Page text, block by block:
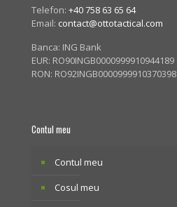
Telefon: +40 758 63 65 64
Email: contact@ottotactical.com
Banca: ING Bank
EUR: RO90INGB0000999910944189
RON: RO92INGB0000999910370398
Contul meu
Contul meu
Cosul meu